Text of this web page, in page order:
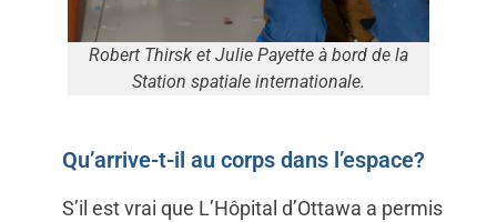
Robert Thirsk et Julie Payette à bord de la
Station spatiale internationale.
Qu’arrive-t-il au corps dans l’espace?
S’il est vrai que L’Hôpital d’Ottawa a permis